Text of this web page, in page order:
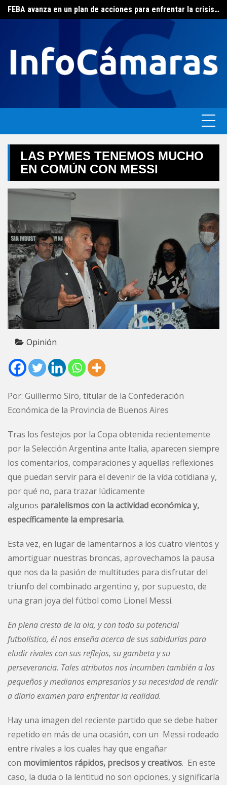
Skip
toEl ERAS continúa con el beneficio de la tarifa social del agua
LAS PYMES TENEMOS MUCHO
EN COMÚN CON MESSI
Opinión
Por: Guillermo Siro, titular de la Confederación
Económica de la Provincia de Buenos Aires
Tras los festejos por la Copa obtenida recientemente
por la Selección Argentina ante Italia, aparecen siempre
los comentarios, comparaciones y aquellas reflexiones
que puedan servir para el devenir de la vida cotidiana y,
por qué no, para trazar lúdicamente
algunos paralelismos con la actividad económica y,
específicamente la empresaria.
Esta vez, en lugar de lamentarnos a los cuatro vientos y
amortiguar nuestras broncas, aprovechamos la pausa
que nos da la pasión de multitudes para disfrutar del
triunfo del combinado argentino y, por supuesto, de
una gran joya del fútbol como Lionel Messi.
En plena cresta de la ola, y con todo su potencial
futbolístico, él nos enseña acerca de sus sabidurías para
eludir rivales con sus reflejos, su gambeta y su
perseverancia. Tales atributos nos incumben también a los
pequeños y medianos empresarios y su necesidad de rendir
a diario examen para enfrentar la realidad.
Hay una imagen del reciente partido que se debe haber
repetido en más de una ocasión, con un Messi rodeado
entre rivales a los cuales hay que engañar
con movimientos rápidos, precisos y creativos. En este
caso, la duda o la lentitud no son opciones, y significaría